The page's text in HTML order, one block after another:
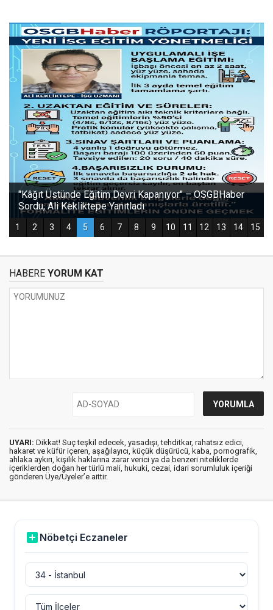
HABERE YORUM KAT
UYARI: Dikkat! Suç teşkil edecek, yasadışı, tehditkar, rahatsız edici,
hakaret ve küfür içeren, aşağılayıcı, küçük düşürücü, kaba, pornografik,
ahlaka aykırı, kişilik haklarına zarar verici ya da benzeri niteliklerde
içeriklerden doğan her türlü mali, hukuki, cezai, idari sorumluluk içeriği
gönderen Üye/Üyeler’e aittir.